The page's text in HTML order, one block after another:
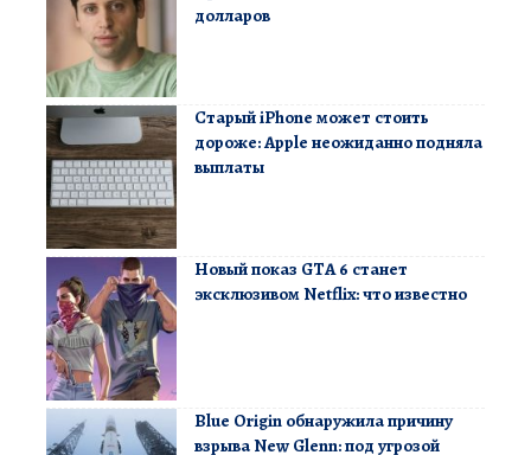
долларов
Старый iPhone может стоить
дороже: Apple неожиданно подняла
выплаты
Новый показ GTA 6 станет
эксклюзивом Netflix: что известно
Blue Origin обнаружила причину
взрыва New Glenn: под угрозой